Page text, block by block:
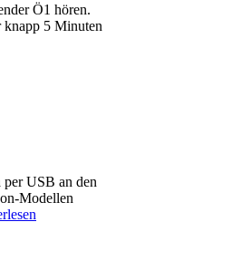
Ö1 hören.
knapp 5 Minuten
USB an den
Modellen